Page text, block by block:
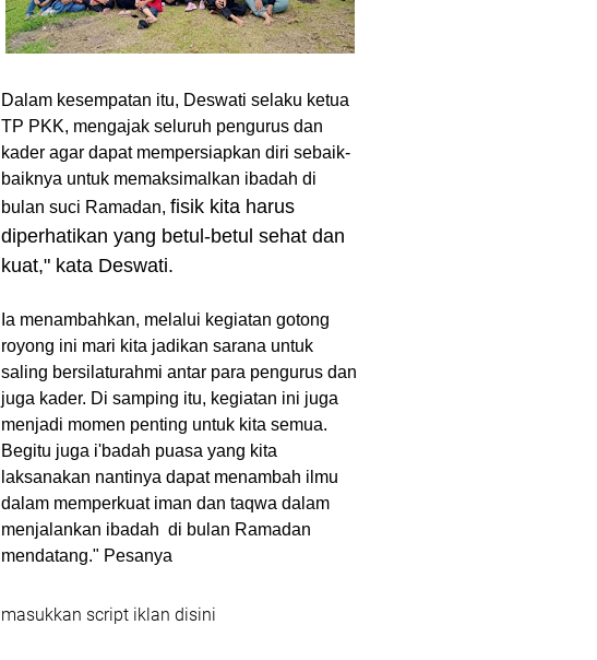
Dalam kesempatan itu, Deswati selaku ketua
TP PKK, mengajak seluruh pengurus dan
kader agar dapat mempersiapkan diri sebaik-
baiknya untuk memaksimalkan ibadah di
bulan suci Ramadan, fisik kita harus
diperhatikan yang betul-betul sehat dan
kuat," kata Deswati.
Ia menambahkan, melalui kegiatan gotong
royong ini mari kita jadikan sarana untuk
saling bersilaturahmi antar para pengurus dan
juga kader. Di samping itu, kegiatan ini juga
menjadi momen penting untuk kita semua.
Begitu juga i'badah puasa yang kita
laksanakan nantinya dapat menambah ilmu
dalam memperkuat iman dan taqwa dalam
menjalankan ibadah di bulan Ramadan
mendatang." Pesanya
masukkan script iklan disini